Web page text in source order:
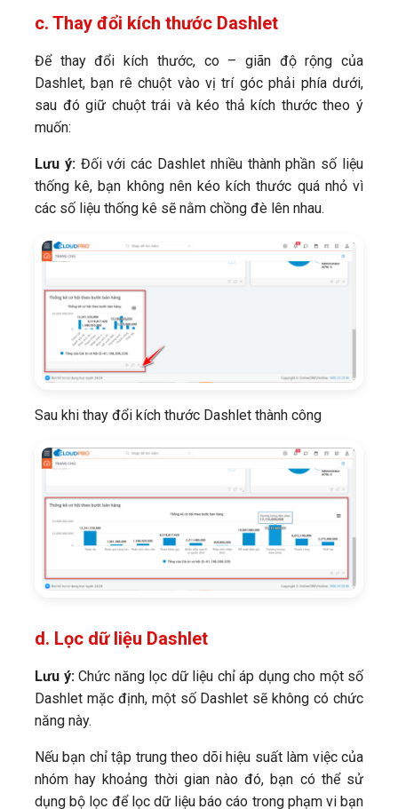
c. Thay đổi kích thước Dashlet
Để thay đổi kích thước, co – giãn độ rộng của
Dashlet, bạn rê chuột vào vị trí góc phải phía dưới,
sau đó giữ chuột trái và kéo thả kích thước theo ý
muốn:
Lưu ý:Đối với các Dashlet nhiều thành phần số liệu
thống kê, bạn không nên kéo kích thước quá nhỏ vì
các số liệu thống kê sẽ nằm chồng đè lên nhau.
Sau khi thay đổi kích thước Dashlet thành công
d. Lọc dữ liệu Dashlet
Lưu ý:Chức năng lọc dữ liệu chỉ áp dụng cho một số
Dashlet mặc định, một số Dashlet sẽ không có chức
năng này.
Nếu bạn chỉ tập trung theo dõi hiệu suất làm việc của
nhóm hay khoảng thời gian nào đó, bạn có thể sử
dụng bộ lọc để lọc dữ liệu báo cáo trong phạm vi bạn